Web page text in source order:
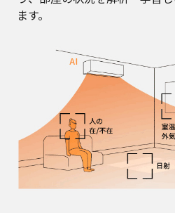
ます。